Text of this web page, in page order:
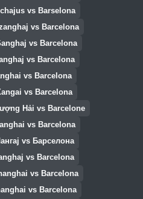
vs Barselona
vs Barcelona
vs Barcelona
vs Barcelona
vs Barcelona
vs Barcelona
Hải vs Barcelone
vs Barcelona
vs Барселона
vs Barcelona
vs Barcelona
vs Barcelona